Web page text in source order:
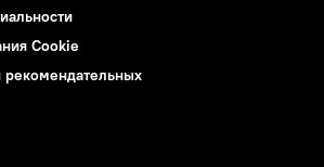
Cookie